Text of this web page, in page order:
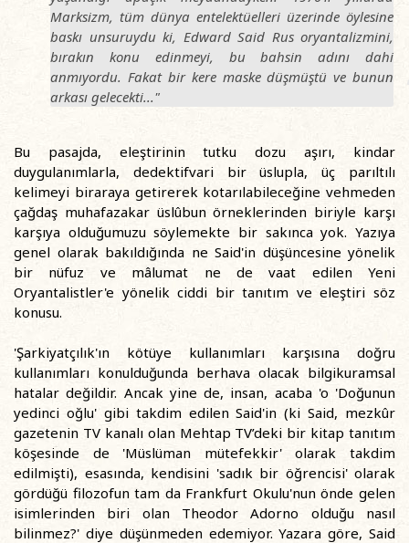
Marksizm, tüm dünya entelektüelleri üzerinde öylesine
baskı unsuruydu ki, Edward Said Rus oryantalizmini,
bırakın konu edinmeyi, bu bahsin adını dahi
anmıyordu. Fakat bir kere maske düşmüştü ve bunun
arkası gelecekti..."
Bu pasajda, eleştirinin tutku dozu aşırı, kindar
duygulanımlarla, dedektifvari bir üslupla, üç parıltılı
kelimeyi biraraya getirerek kotarılabileceğine vehmeden
çağdaş muhafazakar üslûbun örneklerinden biriyle karşı
karşıya olduğumuzu söylemekte bir sakınca yok. Yazıya
genel olarak bakıldığında ne Said'in düşüncesine yönelik
bir nüfuz ve mâlumat ne de vaat edilen Yeni
Oryantalistler'e yönelik ciddi bir tanıtım ve eleştiri söz
konusu.
'Şarkiyatçılık'ın kötüye kullanımları karşısına doğru
kullanımları konulduğunda berhava olacak bilgikuramsal
hatalar değildir. Ancak yine de, insan, acaba 'o 'Doğunun
yedinci oğlu' gibi takdim edilen Said'in (ki Said, mezkûr
gazetenin TV kanalı olan Mehtap TV’deki bir kitap tanıtım
köşesinde de 'Müslüman mütefekkir' olarak takdim
edilmişti), esasında, kendisini 'sadık bir öğrencisi' olarak
gördüğü filozofun tam da Frankfurt Okulu'nun önde gelen
isimlerinden biri olan Theodor Adorno olduğu nasıl
bilinmez?' diye düşünmeden edemiyor. Yazara göre, Said